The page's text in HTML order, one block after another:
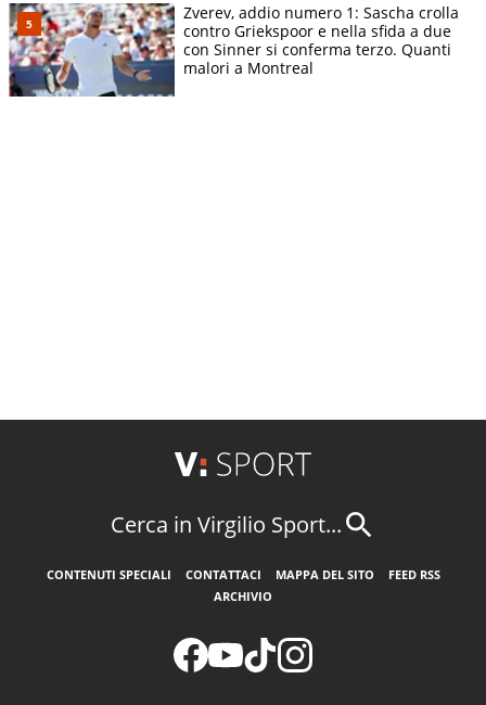
Zverev, addio numero 1: Sascha crolla
contro Griekspoor e nella sfida a due
con Sinner si conferma terzo. Quanti
malori a Montreal
Cerca in Virgilio Sport...
CONTENUTI SPECIALI CONTATTACI MAPPA DEL SITO
FEED RSS
ARCHIVIO